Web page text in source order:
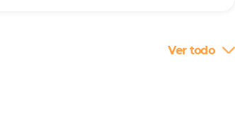
Ver todo